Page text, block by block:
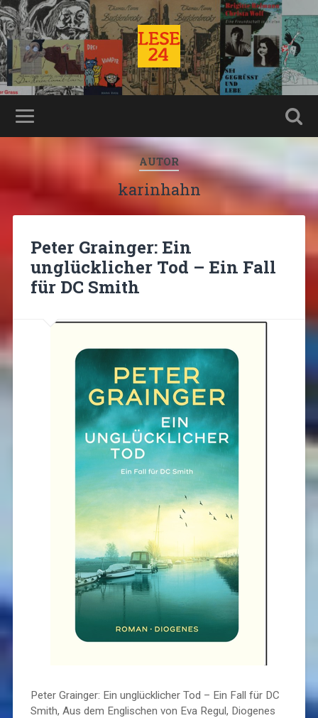
AUTOR
karinhahn
Peter Grainger: Ein
unglücklicher Tod – Ein Fall
für DC Smith
Peter Grainger: Ein unglücklicher Tod – Ein Fall für DC
Smith, Aus dem Englischen von Eva Regul, Diogenes